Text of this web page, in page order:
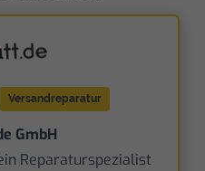
Versandreparatur
GmbH
Reparaturspezialist